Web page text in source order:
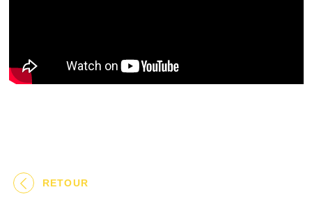
RETOUR